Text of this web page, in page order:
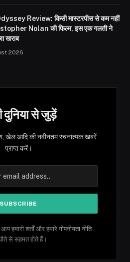
Review: किसी मास्टरपीस से कम नहीं
Nolan की फिल्म, इस एक गलती ने
खराब
2026
दुनिया से जुड़ें
खेल आदि की नवीनतम रचनात्मक खबरें
प्राप्त करें।
हमारी शर्तों और हमारे गोपनीयता नीति
से सहमत होते हैं।